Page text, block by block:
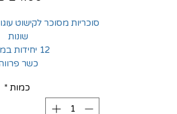
סוכריות מסוכר לקישוט
שונות
12 יחידות במארז
כשר
כמות *